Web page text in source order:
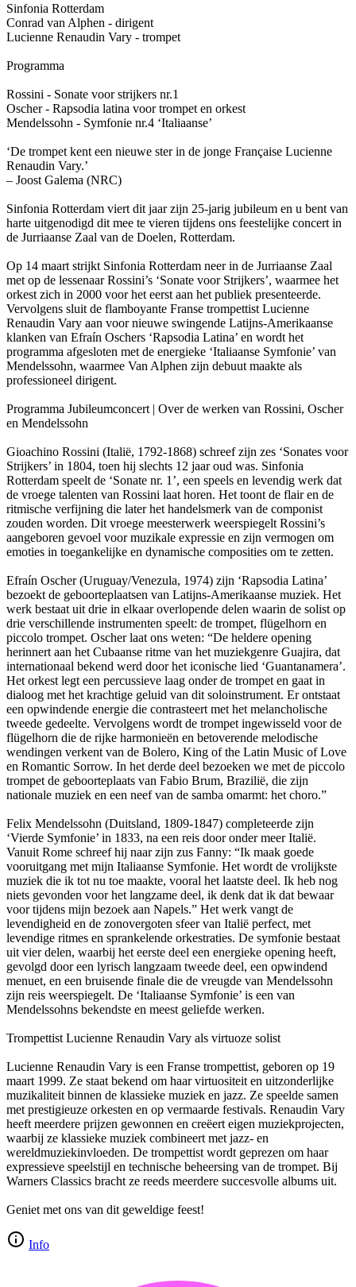
Sinfonia Rotterdam
Conrad van Alphen - dirigent
Lucienne Renaudin Vary - trompet
Programma
Rossini - Sonate voor strijkers nr.1
Oscher - Rapsodia latina voor trompet en orkest
Mendelssohn - Symfonie nr.4 ‘Italiaanse’
‘De trompet kent een nieuwe ster in de jonge Française Lucienne
Renaudin Vary.’
– Joost Galema (NRC)
Sinfonia Rotterdam viert dit jaar zijn 25-jarig jubileum en u bent van
harte uitgenodigd dit mee te vieren tijdens ons feestelijke concert in
de Jurriaanse Zaal van de Doelen, Rotterdam.
Op 14 maart strijkt Sinfonia Rotterdam neer in de Jurriaanse Zaal
met op de lessenaar Rossini’s ‘Sonate voor Strijkers’, waarmee het
orkest zich in 2000 voor het eerst aan het publiek presenteerde.
Vervolgens sluit de flamboyante Franse trompettist Lucienne
Renaudin Vary aan voor nieuwe swingende Latijns-Amerikaanse
klanken van Efraín Oschers ‘Rapsodia Latina’ en wordt het
programma afgesloten met de energieke ‘Italiaanse Symfonie’ van
Mendelssohn, waarmee Van Alphen zijn debuut maakte als
professioneel dirigent.
Programma Jubileumconcert | Over de werken van Rossini, Oscher
en Mendelssohn
Gioachino Rossini (Italië, 1792-1868) schreef zijn zes ‘Sonates voor
Strijkers’ in 1804, toen hij slechts 12 jaar oud was. Sinfonia
Rotterdam speelt de ‘Sonate nr. 1’, een speels en levendig werk dat
de vroege talenten van Rossini laat horen. Het toont de flair en de
ritmische verfijning die later het handelsmerk van de componist
zouden worden. Dit vroege meesterwerk weerspiegelt Rossini’s
aangeboren gevoel voor muzikale expressie en zijn vermogen om
emoties in toegankelijke en dynamische composities om te zetten.
Efraín Oscher (Uruguay/Venezula, 1974) zijn ‘Rapsodia Latina’
bezoekt de geboorteplaatsen van Latijns-Amerikaanse muziek. Het
werk bestaat uit drie in elkaar overlopende delen waarin de solist op
drie verschillende instrumenten speelt: de trompet, flügelhorn en
piccolo trompet. Oscher laat ons weten: “De heldere opening
herinnert aan het Cubaanse ritme van het muziekgenre Guajira, dat
internationaal bekend werd door het iconische lied ‘Guantanamera’.
Het orkest legt een percussieve laag onder de trompet en gaat in
dialoog met het krachtige geluid van dit soloinstrument. Er ontstaat
een opwindende energie die contrasteert met het melancholische
tweede gedeelte. Vervolgens wordt de trompet ingewisseld voor de
flügelhorn die de rijke harmonieën en betoverende melodische
wendingen verkent van de Bolero, King of the Latin Music of Love
en Romantic Sorrow. In het derde deel bezoeken we met de piccolo
trompet de geboorteplaats van Fabio Brum, Brazilië, die zijn
nationale muziek en een neef van de samba omarmt: het choro.”
Felix Mendelssohn (Duitsland, 1809-1847) completeerde zijn
‘Vierde Symfonie’ in 1833, na een reis door onder meer Italië.
Vanuit Rome schreef hij naar zijn zus Fanny: “Ik maak goede
vooruitgang met mijn Italiaanse Symfonie. Het wordt de vrolijkste
muziek die ik tot nu toe maakte, vooral het laatste deel. Ik heb nog
niets gevonden voor het langzame deel, ik denk dat ik dat bewaar
voor tijdens mijn bezoek aan Napels.” Het werk vangt de
levendigheid en de zonovergoten sfeer van Italië perfect, met
levendige ritmes en sprankelende orkestraties. De symfonie bestaat
uit vier delen, waarbij het eerste deel een energieke opening heeft,
gevolgd door een lyrisch langzaam tweede deel, een opwindend
menuet, en een bruisende finale die de vreugde van Mendelssohn
zijn reis weerspiegelt. De ‘Italiaanse Symfonie’ is een van
Mendelssohns bekendste en meest geliefde werken.
Trompettist Lucienne Renaudin Vary als virtuoze solist
Lucienne Renaudin Vary is een Franse trompettist, geboren op 19
maart 1999. Ze staat bekend om haar virtuositeit en uitzonderlijke
muzikaliteit binnen de klassieke muziek en jazz. Ze speelde samen
met prestigieuze orkesten en op vermaarde festivals. Renaudin Vary
heeft meerdere prijzen gewonnen en creëert eigen muziekprojecten,
waarbij ze klassieke muziek combineert met jazz- en
wereldmuziekinvloeden. De trompettist wordt geprezen om haar
expressieve speelstijl en technische beheersing van de trompet. Bij
Warners Classics bracht ze reeds meerdere succesvolle albums uit.
Geniet met ons van dit geweldige feest!
Info